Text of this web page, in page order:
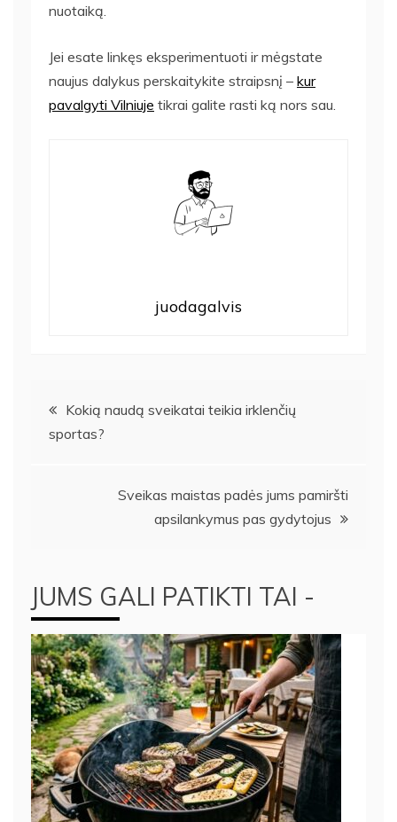
nuotaiką.
Jei esate linkęs eksperimentuoti ir mėgstate
naujus dalykus perskaitykite straipsnį – kur
pavalgyti Vilniuje tikrai galite rasti ką nors sau.
juodagalvis
Navigacija
tarp
Kokią naudą sveikatai teikia irklenčių
sportas?
Sveikas maistas padės jums pamiršti
apsilankymus pas gydytojus
JUMS GALI PATIKTI TAI -